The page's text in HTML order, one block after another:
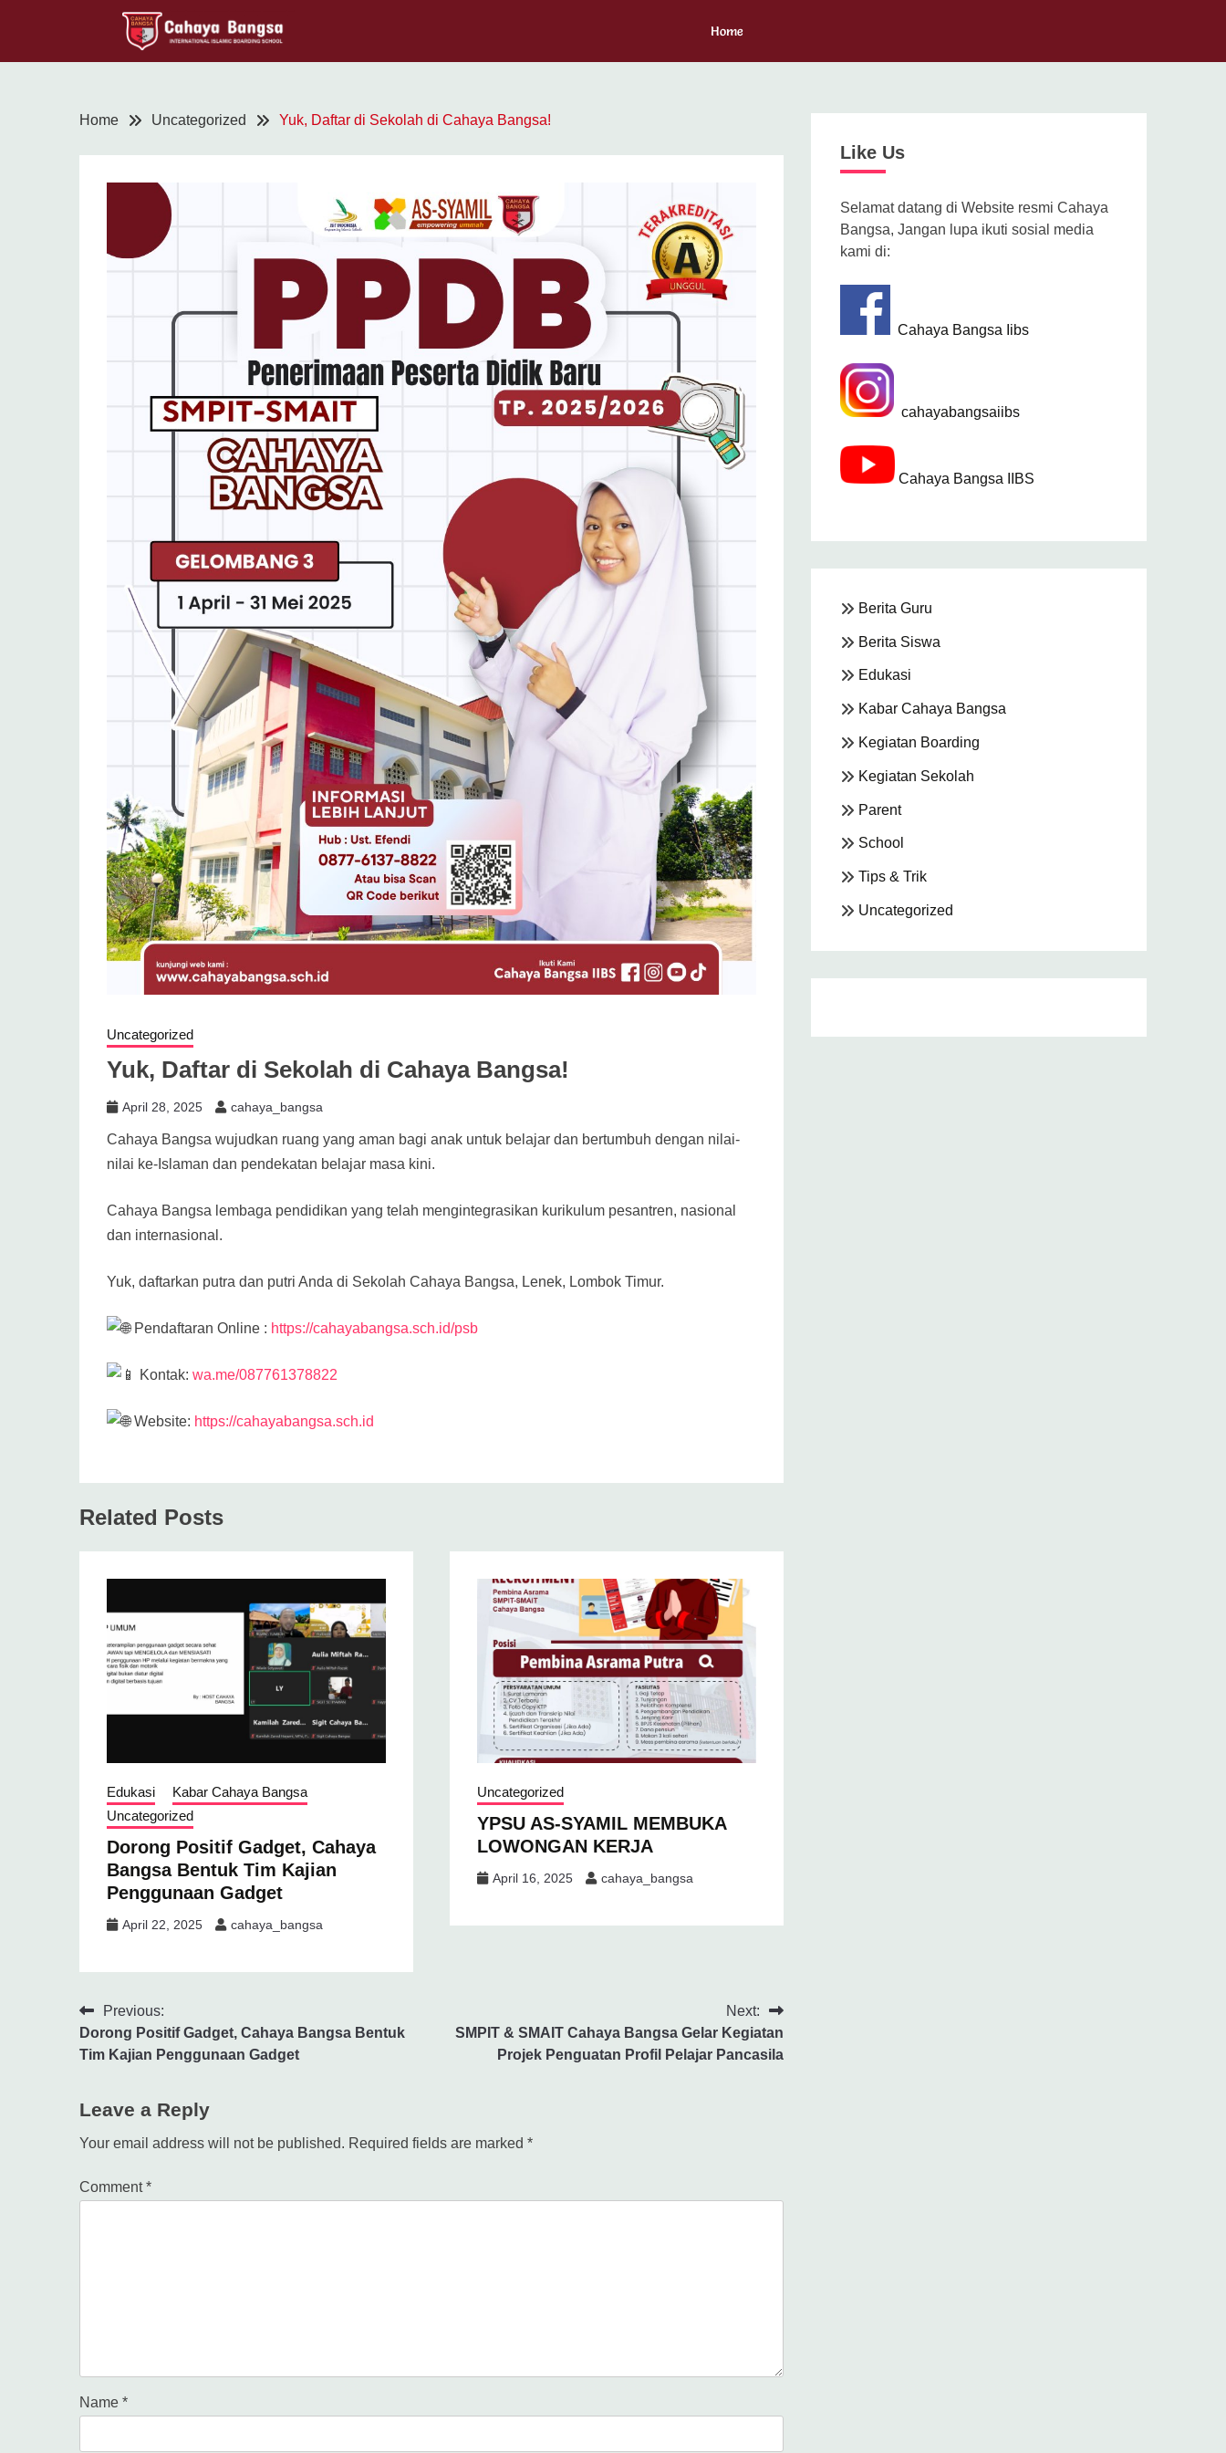
Home
Home Uncategorized Yuk, Daftar di Sekolah di Cahaya Bangsa!
Uncategorized
Yuk, Daftar di Sekolah di Cahaya Bangsa!
April 28, 2025 cahaya_bangsa
Cahaya Bangsa wujudkan ruang yang aman bagi anak untuk belajar dan bertumbuh dengan nilai-
nilai ke-Islaman dan pendekatan belajar masa kini.
Cahaya Bangsa lembaga pendidikan yang telah mengintegrasikan kurikulum pesantren, nasional
dan internasional.
Yuk, daftarkan putra dan putri Anda di Sekolah Cahaya Bangsa, Lenek, Lombok Timur.
Pendaftaran Online : https://cahayabangsa.sch.id/psb
Kontak: wa.me/087761378822
Website: https://cahayabangsa.sch.id
Related Posts
Edukasi
Kabar Cahaya Bangsa
Uncategorized
Dorong Positif Gadget, Cahaya
Bangsa Bentuk Tim Kajian
Penggunaan Gadget
April 22, 2025 cahaya_bangsa
Uncategorized
YPSU AS-SYAMIL MEMBUKA
LOWONGAN KERJA
April 16, 2025 cahaya_bangsa
Previous:
Dorong Positif Gadget, Cahaya Bangsa Bentuk
Tim Kajian Penggunaan Gadget
Next:
SMPIT & SMAIT Cahaya Bangsa Gelar Kegiatan
Projek Penguatan Profil Pelajar Pancasila
Leave a Reply
Your email address will not be published. Required fields are marked *
Comment*
Name *
Like Us
Selamat datang di Website resmi Cahaya
Bangsa, Jangan lupa ikuti sosial media
kami di:
Cahaya Bangsa Iibs
cahayabangsaiibs
Cahaya Bangsa IIBS
Berita Guru
Berita Siswa
Edukasi
Kabar Cahaya Bangsa
Kegiatan Boarding
Kegiatan Sekolah
Parent
School
Tips & Trik
Uncategorized